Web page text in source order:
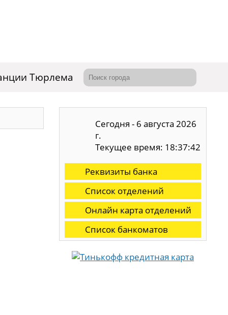
Тюрлема
Сегодня - 6 августа 2026
г.
Текущее время: 18:37:43
Реквизиты банка
Список отделений
Онлайн карта отделений
Список банкоматов